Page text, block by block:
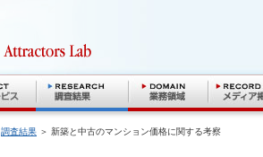
調査結果 ＞ 新築と中古のマンション価格に関する考察